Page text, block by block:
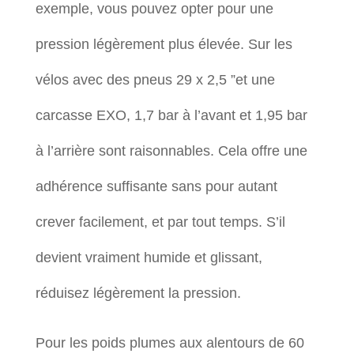
exemple, vous pouvez opter pour une
pression légèrement plus élevée. Sur les
vélos avec des pneus 29 x 2,5 ”et une
carcasse EXO, 1,7 bar à l’avant et 1,95 bar
à l’arrière sont raisonnables. Cela offre une
adhérence suffisante sans pour autant
crever facilement, et par tout temps. S’il
devient vraiment humide et glissant,
réduisez légèrement la pression.
Pour les poids plumes aux alentours de 60